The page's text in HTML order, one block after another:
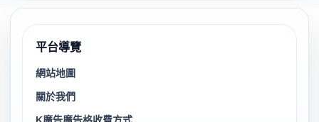
平台導覽
網站地圖
關於我們